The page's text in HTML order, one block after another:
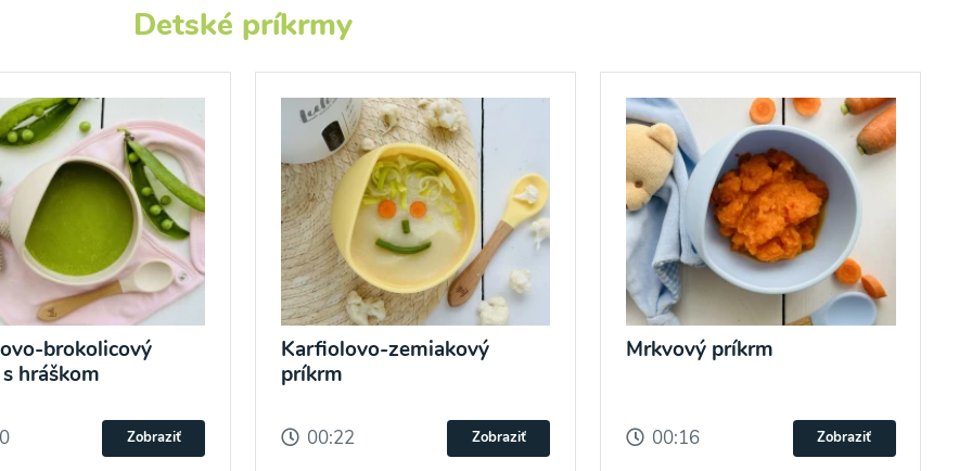
Detské príkrmy
brokolicový
hráškom
Zobraziť
Karfiolovo-zemiakový
príkrm
00:22 Zobraziť
Mrkvový príkrm
00:16 Zobraziť